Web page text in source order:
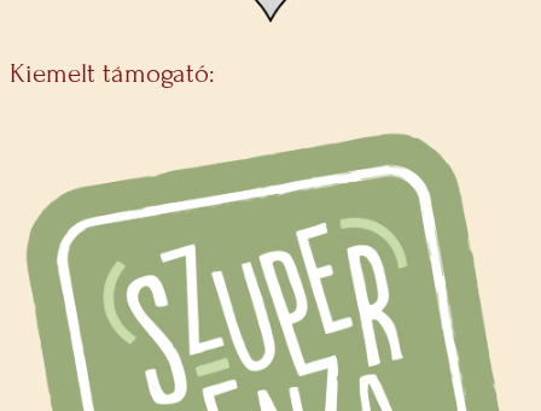
Kiemelt támogató: